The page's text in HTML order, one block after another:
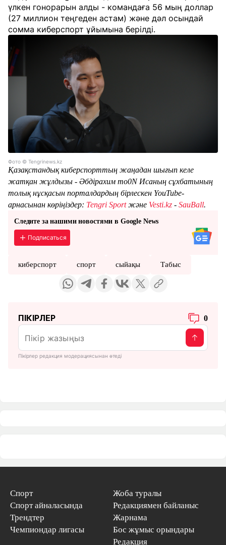
үлкен гонорарын алды - командаға 56 мың доллар
(27 миллион теңгеден астам) және дәл осындай
сомма киберспорт ұйымына берілді.
Фото © Tengrinews.kz
Қазақстандық киберспорттың жаңадан шығып келе
жатқан жұлдызы - Әбдірахим mo0N Исаның сұхбатының
толық нұсқасын порталдардың бірлескен YouTube-
арнасынан көріңіздер: Tengri Sport және Vesti.kz - SauBall.
Следите за нашими новостями в Google News
Подписаться
киберспорт спорт сыйақы Табыс
ПІКІРЛЕР 0
Пікірлер редакция модерациясынан өтеді
Спорт
Спорт айналасында
Трендтер
Чемпиондар лигасы
Жоба туралы
Редакциямен байланыс
Жарнама
Бос жұмыс орындары
Редакция